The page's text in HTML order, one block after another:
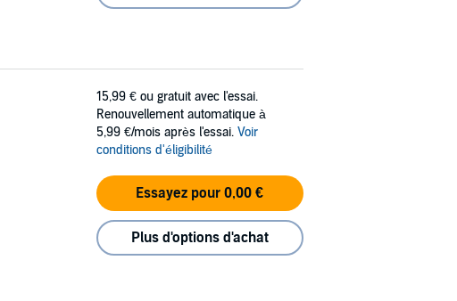
15,99 € ou gratuit avec l'essai.
Renouvellement automatique à
5,99 €/mois après l'essai. Voir
conditions d'éligibilité
Essayez pour 0,00 €
Plus d'options d'achat